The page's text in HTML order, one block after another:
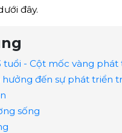
đây.
tuổi - Cột mốc vàng
hưởng đến sự phát triển
sống